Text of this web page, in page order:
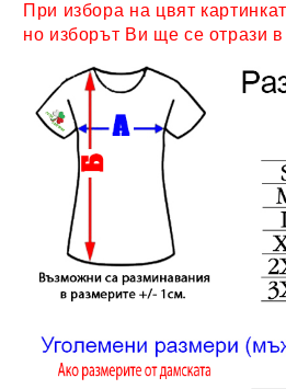
При избора на цвят
но изборът Ви ще се отрази в